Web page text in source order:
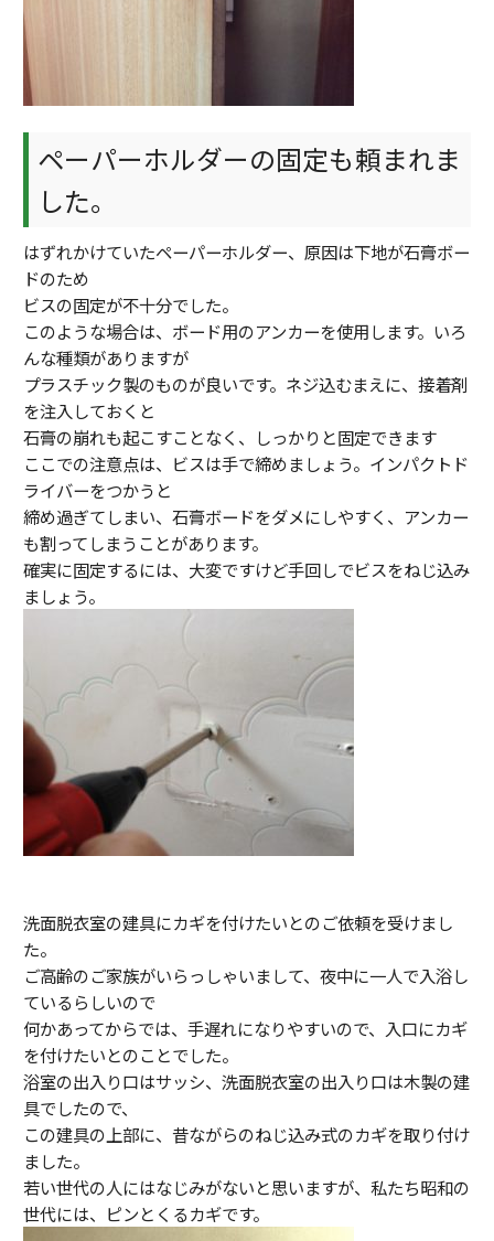
ペーパーホルダーの固定も頼まれま
した。
はずれかけていたペーパーホルダー、原因は下地が石膏ボー
ドのため
ビスの固定が不十分でした。
このような場合は、ボード用のアンカーを使用します。いろ
んな種類がありますが
プラスチック製のものが良いです。ネジ込むまえに、接着剤
を注入しておくと
石膏の崩れも起こすことなく、しっかりと固定できます
ここでの注意点は、ビスは手で締めましょう。インパクトド
ライバーをつかうと
締め過ぎてしまい、石膏ボードをダメにしやすく、アンカー
も割ってしまうことがあります。
確実に固定するには、大変ですけど手回しでビスをねじ込み
ましょう。
洗面脱衣室の建具にカギを付けたいとのご依頼を受けまし
た。
ご高齢のご家族がいらっしゃいまして、夜中に一人で入浴し
ているらしいので
何かあってからでは、手遅れになりやすいので、入口にカギ
を付けたいとのことでした。
浴室の出入り口はサッシ、洗面脱衣室の出入り口は木製の建
具でしたので、
この建具の上部に、昔ながらのねじ込み式のカギを取り付け
ました。
若い世代の人にはなじみがないと思いますが、私たち昭和の
世代には、ピンとくるカギです。